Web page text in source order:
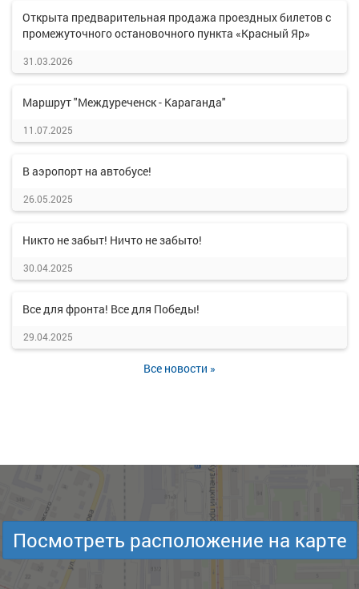
Открыта предварительная продажа проездных билетов с
промежуточного остановочного пункта «Красный Яр»
31.03.2026
Маршрут "Междуреченск - Караганда"
11.07.2025
В аэропорт на автобусе!
26.05.2025
Никто не забыт! Ничто не забыто!
30.04.2025
Все для фронта! Все для Победы!
29.04.2025
Все новости »
Посмотреть расположение на карте